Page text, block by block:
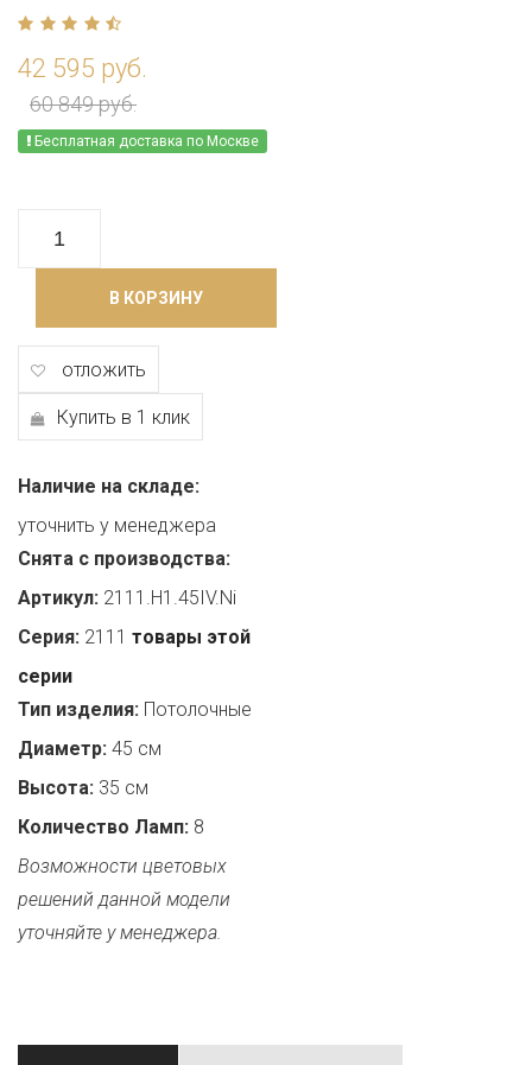
42 595 руб.
60 849 руб.
Бесплатная доставка по Москве
В КОРЗИНУ
отложить
Купить в 1 клик
Наличие на складе:
уточнить у менеджера
Снята с производства:
Артикул: 2111.H1.45IV.Ni
Серия: 2111 товары этой
серии
Тип изделия: Потолочные
Диаметр: 45 см
Высота: 35 см
Количество Ламп: 8
Возможности цветовых
решений данной модели
уточняйте у менеджера.